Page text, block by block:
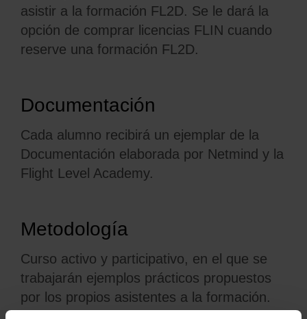
asistir a la formación FL2D. Se le dará la
opción de comprar licencias FLIN cuando
reserve una formación FL2D.
Documentación
Cada alumno recibirá un ejemplar de la
Documentación elaborada por Netmind y la
Flight Level Academy.
Metodología
Curso activo y participativo, en el que se
trabajarán ejemplos prácticos propuestos
por los propios asistentes a la formación.